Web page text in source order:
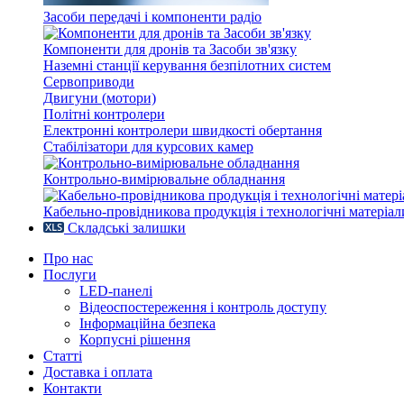
Засоби передачі і компоненти радіо
Компоненти для дронів та Засоби зв'язку
Наземні станції керування безпілотних систем
Сервоприводи
Двигуни (мотори)
Політні контролери
Електронні контролери швидкості обертання
Стабілізатори для курсових камер
Контрольно-вимірювальне обладнання
Кабельно-провідникова продукція і технологічні
Складські залишки
Про нас
Послуги
LED-панелі
Відеоспостереження і контроль доступу
Інформаційна безпека
Корпусні рішення
Статті
Доставка і оплата
Контакти